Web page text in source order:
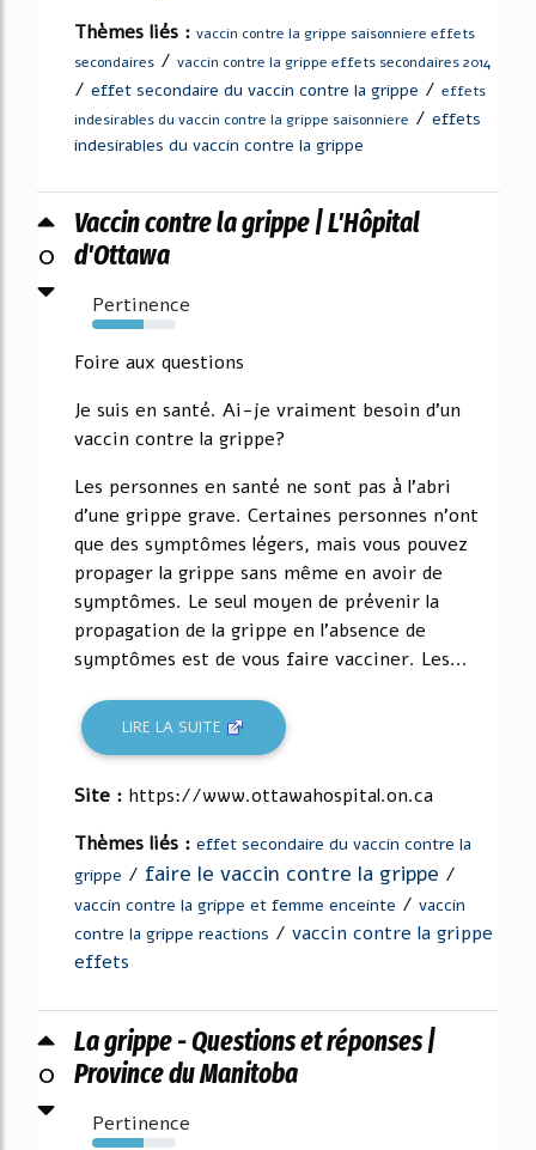
Thèmes liés : vaccin contre la grippe saisonniere effets
secondaires / vaccin contre la grippe effets secondaires 2014
/ effet secondaire du vaccin contre la grippe / effets
indesirables du vaccin contre la grippe saisonniere / effets
indesirables du vaccin contre la grippe
0
Vaccin contre la grippe | L'Hôpital
d'Ottawa
Pertinence
62%
Foire aux questions
Je suis en santé. Ai-je vraiment besoin d'un
vaccin contre la grippe?
Les personnes en santé ne sont pas à l'abri
d'une grippe grave. Certaines personnes n'ont
que des symptômes légers, mais vous pouvez
propager la grippe sans même en avoir de
symptômes. Le seul moyen de prévenir la
propagation de la grippe en l'absence de
symptômes est de vous faire vacciner. Les...
LIRE LA SUITE
Site : https://www.ottawahospital.on.ca
Thèmes liés : effet secondaire du vaccin contre la
grippe / faire le vaccin contre la grippe /
vaccin contre la grippe et femme enceinte / vaccin
contre la grippe reactions / vaccin contre la grippe
effets
0
La grippe - Questions et réponses |
Province du Manitoba
Pertinence